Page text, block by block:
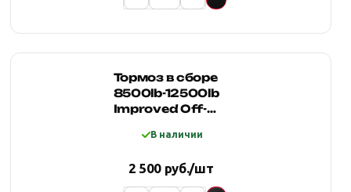
Тормоз в сборе
8500lb-12500lb
Improved Off-
В наличии
2 500 руб./шт